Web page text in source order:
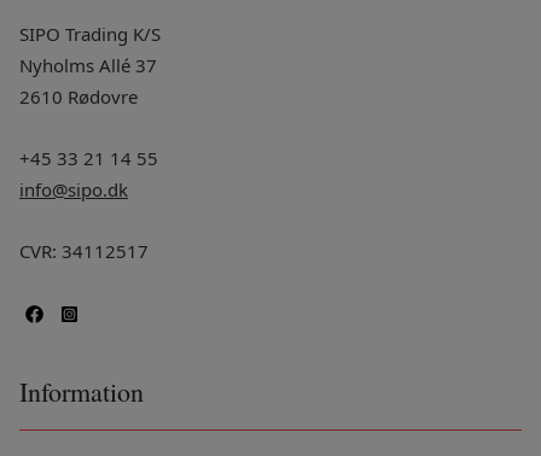
SIPO Trading K/S
Nyholms Allé 37
2610 Rødovre
+45 33 21 14 55
info@sipo.dk
CVR: 34112517
Information